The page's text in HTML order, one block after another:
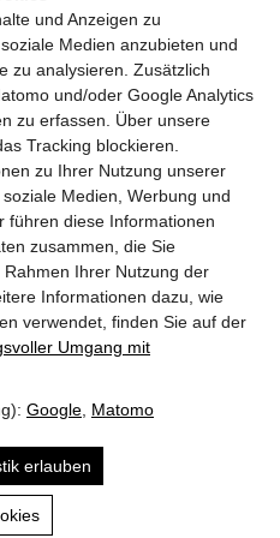
und Anzeigen zu
Medien anzubieten und
zu analysieren. Zusätzlich
und/oder Google Analytics
zu erfassen. Über unsere
Tracking blockieren.
zu Ihrer Nutzung unserer
Medien, Werbung und
führen diese Informationen
zusammen, die Sie
Ihrer Nutzung der
Informationen dazu, wie
verwendet, finden Sie auf der
Umgang mit
Google Matomo
erlauben
& Wärmeschutz
GmbH CO KG
Seiten drucken
powered byKOPPELHUBER² und
OG
|
Impressum